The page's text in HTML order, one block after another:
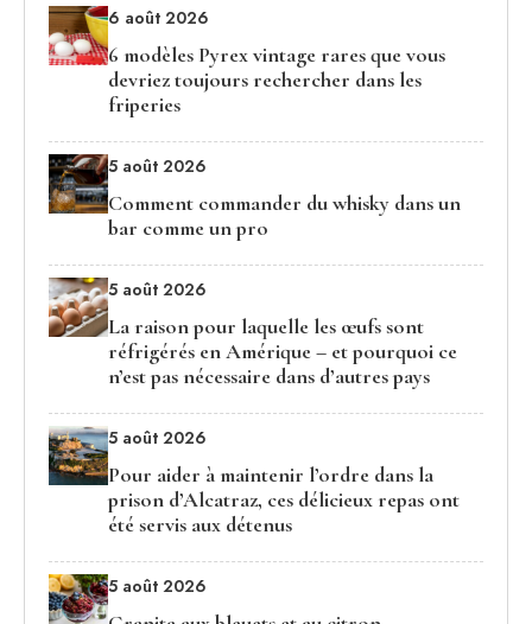
6 août 2026
6 modèles Pyrex vintage rares que vous
devriez toujours rechercher dans les
friperies
5 août 2026
Comment commander du whisky dans un
bar comme un pro
5 août 2026
La raison pour laquelle les œufs sont
réfrigérés en Amérique – et pourquoi ce
n’est pas nécessaire dans d’autres pays
5 août 2026
Pour aider à maintenir l’ordre dans la
prison d’Alcatraz, ces délicieux repas ont
été servis aux détenus
5 août 2026